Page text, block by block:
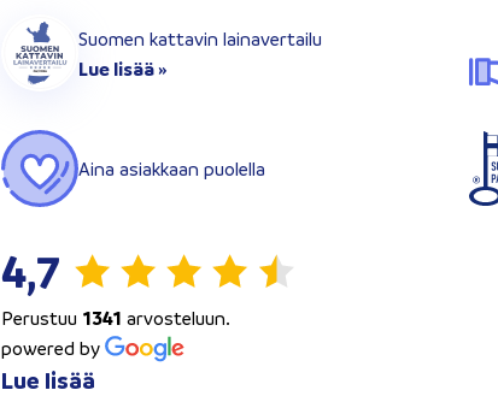
Suomen kattavin lainavertailu
Lue lisää »
Aina asiakkaan puolella
4,7
Perustuu 1341 arvosteluun.
powered by
Lue lisää